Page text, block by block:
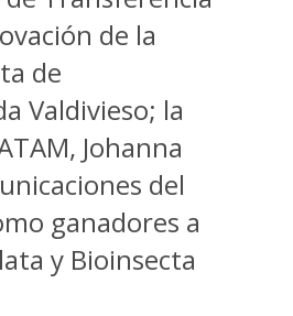
de la
de
Valdivieso; la
Johanna
del
ganadores a
y Bioinsecta